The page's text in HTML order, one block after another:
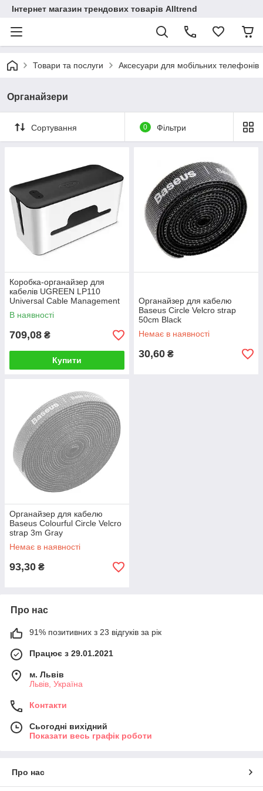
Інтернет магазин трендових товарів Alltrend
Товари та послуги Аксесуари для мобільних телефонів
Органайзери
Сортування 0 Фільтри
Коробка-органайзер для
кабелів UGREEN LP110
Universal Cable Management
Box S Size(UGR-30397)
В наявності
709,08 ₴
Купити
Органайзер для кабелю
Baseus Circle Velcro strap
50cm Black
Немає в наявності
30,60 ₴
Органайзер для кабелю
Baseus Colourful Circle Velcro
strap 3m Gray
Немає в наявності
93,30 ₴
Про нас
91% позитивних з 23 відгуків за рік
Працює з 29.01.2021
м. Львів
Львів, Україна
Контакти
Сьогодні вихідний
Показати весь графік роботи
Про нас